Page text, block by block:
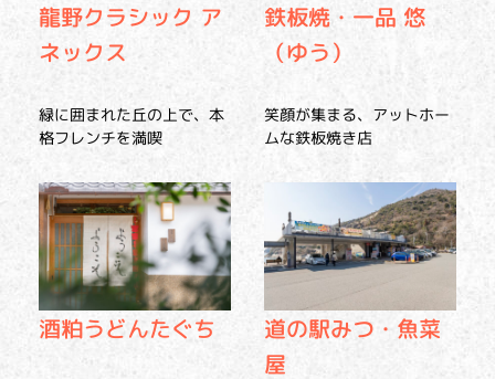
龍野クラシック ア
ネックス
緑に囲まれた丘の上で、本
格フレンチを満喫
鉄板焼・一品 悠
（ゆう）
笑顔が集まる、アットホー
ムな鉄板焼き店
酒粕うどんたぐち
道の駅みつ・魚菜
屋